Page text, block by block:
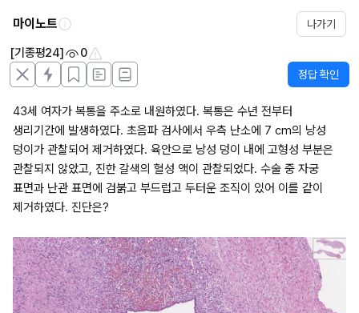
마이노트 나가기
[기종평24] 0
정답 확인
43세 여자가 복통을 주소로 내원하였다. 복통은 수년 전부터
생리기간에 발생하였다. 초음파 검사에서 우측 난소에 7 cm의 낭성
덩이가 관찰되어 제거하였다. 육안으로 낭성 덩이 내에 고형성 부분은
관찰되지 않았고, 진한 갈색의 혈성 액이 관찰되었다. 수술 중 자궁
표면과 난관 표면에 검붉고 부드럽고 두터운 조직이 있어 이를 같이
제거하였다. 진단은?